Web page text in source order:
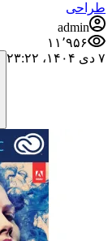
طراحی
admin
۱۱٬۹۵۶
۷ دی ۱۴۰۴،‏ ۲۳:۲۲